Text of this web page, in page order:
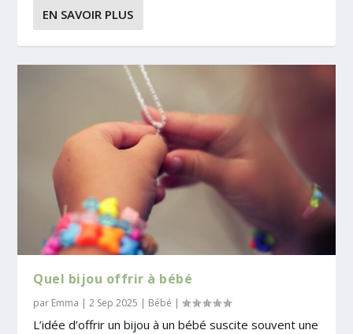
EN SAVOIR PLUS
Quel bijou offrir à bébé
par Emma |2 Sep 2025 | Bébé |
L’idée d’offrir un bijou à un bébé suscite souvent une